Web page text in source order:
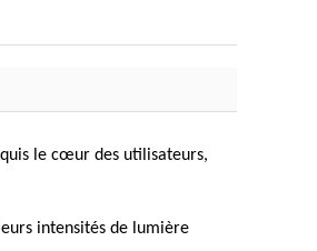
le cœur des utilisateurs,
intensités de lumière